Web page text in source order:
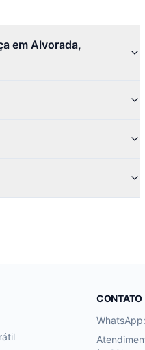
em Alvorada,
CONTATO